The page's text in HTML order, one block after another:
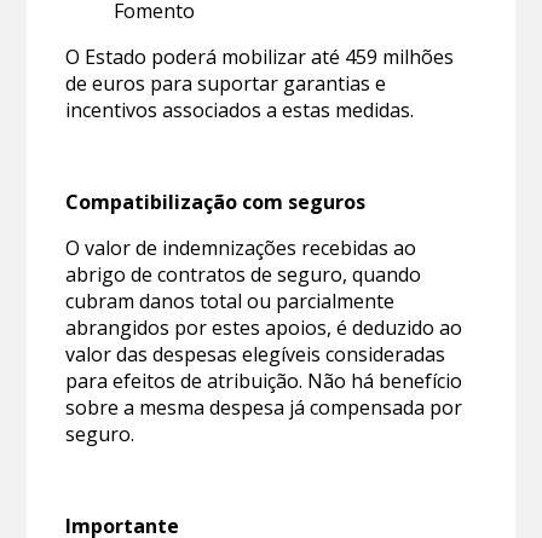
Fomento
O Estado poderá mobilizar até 459 milhões
de euros para suportar garantias e
incentivos associados a estas medidas.
Compatibilização com seguros
O valor de indemnizações recebidas ao
abrigo de contratos de seguro, quando
cubram danos total ou parcialmente
abrangidos por estes apoios, é deduzido ao
valor das despesas elegíveis consideradas
para efeitos de atribuição. Não há benefício
sobre a mesma despesa já compensada por
seguro.
Importante